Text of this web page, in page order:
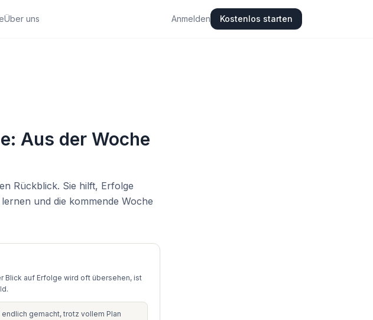
Über uns Anmelden Kostenlos starten
Aus der Woche
Rückblick. Sie hilft, Erfolge
und die kommende Woche
Blick auf Erfolge wird oft übersehen, ist
gemacht, trotz vollem Plan